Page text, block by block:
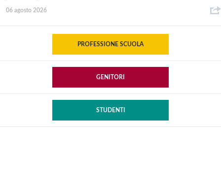
06 agosto 2026
PROFESSIONE SCUOLA
GENITORI
STUDENTI